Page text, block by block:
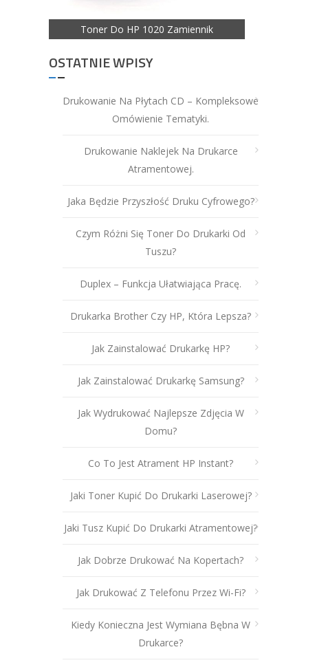
Toner Do HP 1020 Zamiennik
OSTATNIE WPISY
Drukowanie Na Płytach CD – Kompleksowe
Omówienie Tematyki.
Drukowanie Naklejek Na Drukarce
Atramentowej.
Jaka Będzie Przyszłość Druku Cyfrowego?
Czym Różni Się Toner Do Drukarki Od
Tuszu?
Duplex – Funkcja Ułatwiająca Pracę.
Drukarka Brother Czy HP, Która Lepsza?
Jak Zainstalować Drukarkę HP?
Jak Zainstalować Drukarkę Samsung?
Jak Wydrukować Najlepsze Zdjęcia W
Domu?
Co To Jest Atrament HP Instant?
Jaki Toner Kupić Do Drukarki Laserowej?
Jaki Tusz Kupić Do Drukarki Atramentowej?
Jak Dobrze Drukować Na Kopertach?
Jak Drukować Z Telefonu Przez Wi-Fi?
Kiedy Konieczna Jest Wymiana Bębna W
Drukarce?